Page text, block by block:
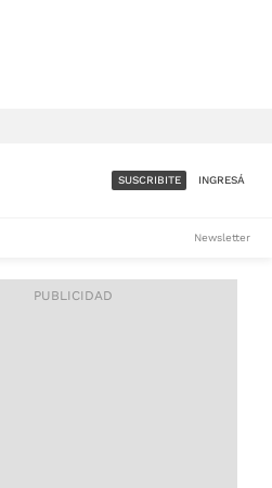
ACCESO FULL - $1.800/MES
SUSCRIBITE INGRESÁ
Newsletter